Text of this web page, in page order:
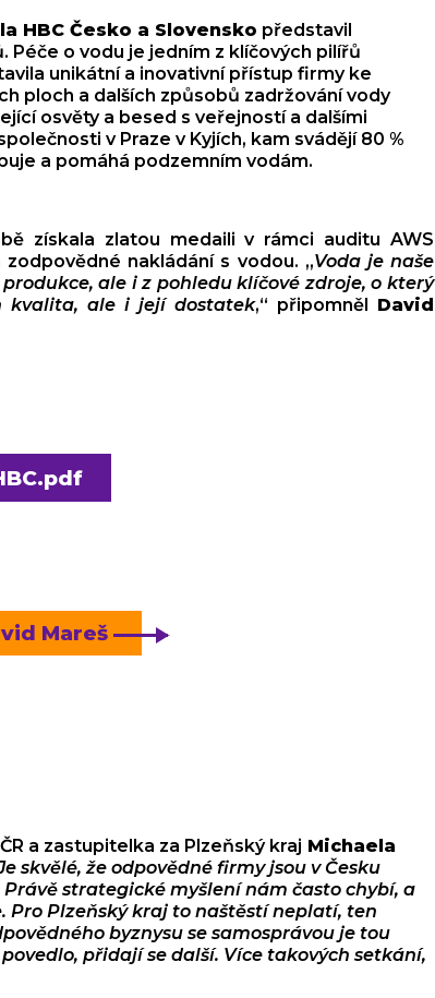
HBC Česko a Slovensko představil
o vodu je jedním z klíčových pilířů
unikátní a inovativní přístup firmy ke
ploch a dalších způsobů zadržování vody
osvěty a besed s veřejností a dalšími
v Praze v Kyjích, kam svádějí 80 %
a pomáhá podzemním vodám.
získala zlatou medaili v rámci auditu AWS
nakládání s vodou. „Voda je naše
ale i z pohledu klíčové zdroje, o který
kvalita, ale i její dostatek,“ připomněl David
Mareš
a zastupitelka za Plzeňský kraj Michaela
skvělé, že odpovědné firmy jsou v Česku
strategické myšlení nám často chybí, a
Pro Plzeňský kraj to naštěstí neplatí, ten
byznysu se samosprávou je tou
přidají se další. Více takových setkání,